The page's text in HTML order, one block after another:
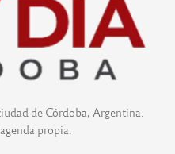
de Córdoba, Argentina.
propia.